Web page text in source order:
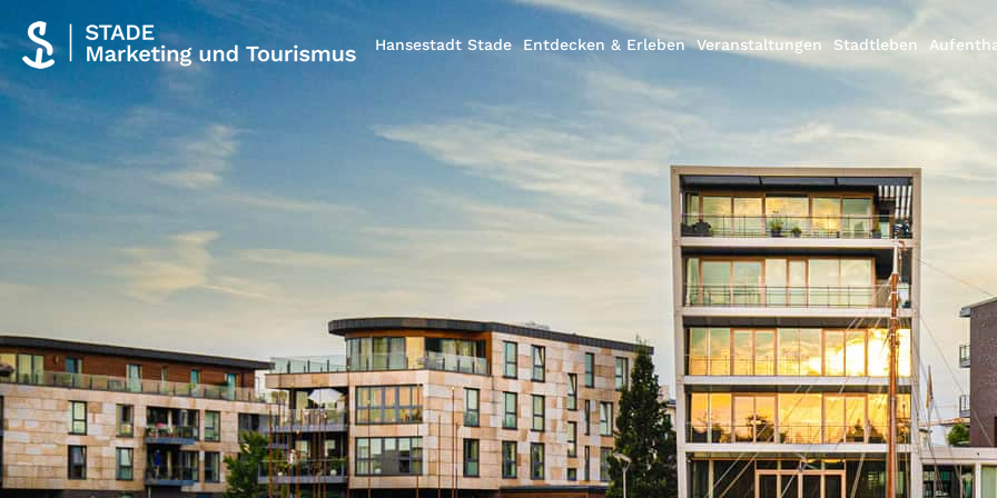
Hansestadt Stade Entdecken & Erleben Veranstaltungen Stadtleben